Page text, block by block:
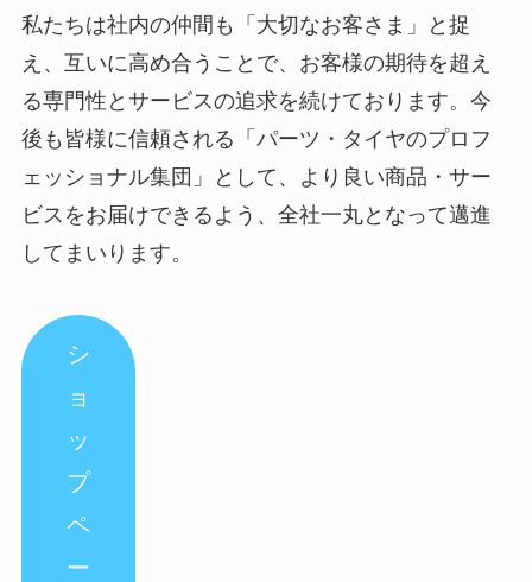
私たちは社内の仲間も「大切なお客さま」と捉
え、互いに高め合うことで、お客様の期待を超え
る専門性とサービスの追求を続けております。今
後も皆様に信頼される「パーツ・タイヤのプロフ
ェッショナル集団」として、より良い商品・サー
ビスをお届けできるよう、全社一丸となって邁進
してまいります。
シ
ョ
ッ
プ
ペ
ー